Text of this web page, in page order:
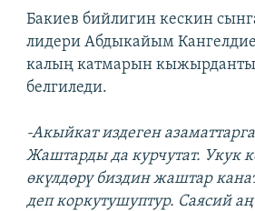
Бакиев бийлигин кескин
лидери Абдыкайым
калың катмарын
белгиледи.
-Акыйкат издеген
Жаштарды да курчутат. Укук
өкүлдөрү биздин жаштар
деп коркутушуптур. Саясий